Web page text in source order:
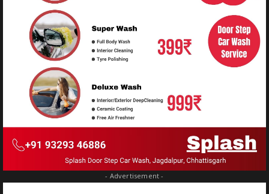
- Advertisement -